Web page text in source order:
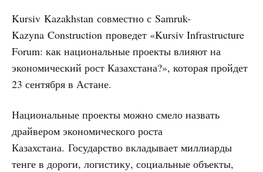
Kursiv Kazakhstan совместно с Samruk-
Kazyna Construction проведет «Kursiv Infrastructure
Forum: как национальные проекты влияют на
экономический рост Казахстана?», которая пройдет
23 сентября в Астане.
Национальные проекты можно смело назвать
драйвером экономического роста
Казахстана. Государство вкладывает миллиарды
тенге в дороги, логистику, социальные объекты,